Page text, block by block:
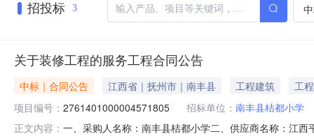
招投标 3
关于装修工程的服务工程合同公告
中标｜合同公告 江西省｜抚州市｜南丰县 工程建筑
工程
项目编号： 2761401000004571805 招标单位： 南丰县桔都小学
正文内容： 一、采购人名称：南丰县桔都小学二、供应商名称：江